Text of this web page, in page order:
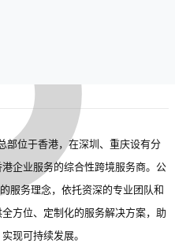
部位于香港，在深圳、重庆设有分
企业服务的综合性跨境服务商。公
服务理念，依托资深的专业团队和
方位、定制化的服务解决方案，助
现可持续发展。